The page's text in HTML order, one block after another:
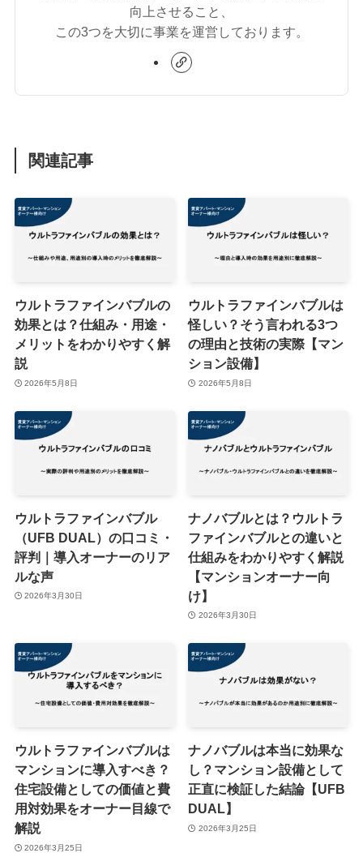
向上させること、
この3つを大切に事業を運営しております。
関連記事
ウルトラファインバブルの
効果とは？仕組み・用途・
メリットをわかりやすく解
説
2026年5月8日
ウルトラファインバブルは
怪しい？そう言われる3つ
の理由と技術の実際【マン
ション設備】
2026年5月8日
ウルトラファインバブル
（UFB DUAL）の口コミ・
評判｜導入オーナーのリア
ルな声
2026年3月30日
ナノバブルとは？ウルトラ
ファインバブルとの違いと
仕組みをわかりやすく解説
【マンションオーナー向
け】
2026年3月30日
ウルトラファインバブルは
マンションに導入すべき？
住宅設備としての価値と費
用対効果をオーナー目線で
解説
2026年3月25日
ナノバブルは本当に効果な
し？マンション設備として
正直に検証した結論【UFB
DUAL】
2026年3月25日